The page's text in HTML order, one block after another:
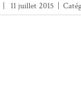
11 juillet 2015